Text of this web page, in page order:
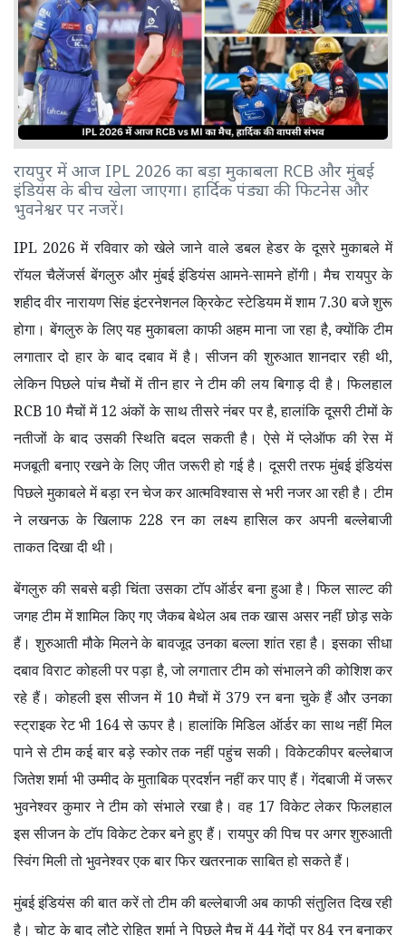
रायपुर में आज IPL 2026 का बड़ा मुकाबला RCB और मुंबई
इंडियंस के बीच खेला जाएगा। हार्दिक पंड्या की फिटनेस और
भुवनेश्वर पर नजरें।
IPL 2026 में रविवार को खेले जाने वाले डबल हेडर के दूसरे मुकाबले में
रॉयल चैलेंजर्स बेंगलुरु और मुंबई इंडियंस आमने-सामने होंगी। मैच रायपुर के
शहीद वीर नारायण सिंह इंटरनेशनल क्रिकेट स्टेडियम में शाम7.30बजे शुरू
होगा। बेंगलुरु के लिए यह मुकाबला काफी अहम माना जा रहा है,क्योंकि टीम
लगातार दो हार के बाद दबाव में है। सीजन की शुरुआत शानदार रही थी,
लेकिन पिछले पांच मैचों में तीन हार ने टीम की लय बिगाड़ दी है। फिलहाल
RCB 10मैचों में12 अंकों के साथ तीसरे नंबर पर है,हालांकि दूसरी टीमों के
नतीजों के बाद उसकी स्थिति बदल सकती है। ऐसे में प्लेऑफ की रेस में
मजबूती बनाए रखने के लिए जीत जरूरी हो गई है। दूसरी तरफ मुंबई इंडियंस
पिछले मुकाबले में बड़ा रन चेज कर आत्मविश्वास से भरी नजर आ रही है। टीम
ने लखनऊ के खिलाफ 228 रन का लक्ष्य हासिल कर अपनी बल्लेबाजी
ताकत दिखा दी थी।
बेंगलुरु की सबसे बड़ी चिंता उसका टॉप ऑर्डर बना हुआ है। फिल साल्ट की
जगह टीम में शामिल किए गए जैकब बेथेल अब तक खास असर नहीं छोड़ सके
हैं। शुरुआती मौके मिलने के बावजूद उनका बल्ला शांत रहा है। इसका सीधा
दबाव विराट कोहली पर पड़ा है,जो लगातार टीम को संभालने की कोशिश कर
रहे हैं। कोहली इस सीजन में 10मैचों में 379 रन बना चुके हैं और उनका
स्ट्राइक रेट भी 164से ऊपर है। हालांकि मिडिल ऑर्डर का साथ नहीं मिल
पाने से टीम कई बार बड़े स्कोर तक नहीं पहुंच सकी। विकेटकीपर बल्लेबाज
जितेश शर्मा भी उम्मीद के मुताबिक प्रदर्शन नहीं कर पाए हैं। गेंदबाजी में जरूर
भुवनेश्वर कुमार ने टीम को संभाले रखा है। वह 17 विकेट लेकर फिलहाल
इस सीजन के टॉप विकेट टेकर बने हुए हैं। रायपुर की पिच पर अगर शुरुआती
स्विंग मिली तो भुवनेश्वर एक बार फिर खतरनाक साबित हो सकते हैं।
मुंबई इंडियंस की बात करें तो टीम की बल्लेबाजी अब काफी संतुलित दिख रही
है। चोट के बाद लौटे रोहित शर्मा ने पिछले मैच में44गेंदों पर84रन बनाकर